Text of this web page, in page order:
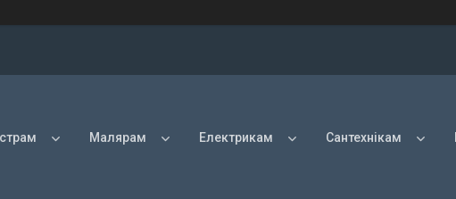
Малярам Електрикам Сантехнікам